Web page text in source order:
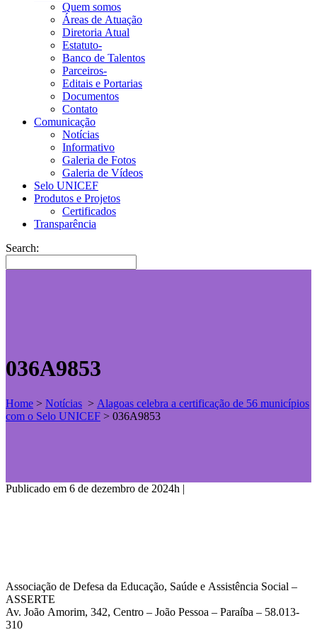
Quem somos
Áreas de Atuação
Diretoria Atual
Estatuto-
Banco de Talentos
Parceiros-
Editais e Portarias
Documentos
Contato
Comunicação
Notícias
Informativo
Galeria de Fotos
Galeria de Vídeos
Selo UNICEF
Produtos e Projetos
Certificados
Transparência
Search:
036A9853
Home > Notícias > Alagoas celebra a certificação de 56 municípios
com o Selo UNICEF > 036A9853
Publicado em 6 de dezembro de 2024h |
Associação de Defesa da Educação, Saúde e Assistência Social –
ASSERTE
Av. João Amorim, 342, Centro – João Pessoa – Paraíba – 58.013-
310